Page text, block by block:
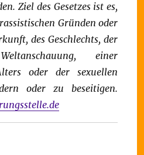
Ziel des Gesetzes ist es,
Gründen oder
des Geschlechts, der
einer
oder der sexuellen
oder zu beseitigen.